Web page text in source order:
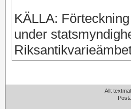
KÄLLA:
under
Allt